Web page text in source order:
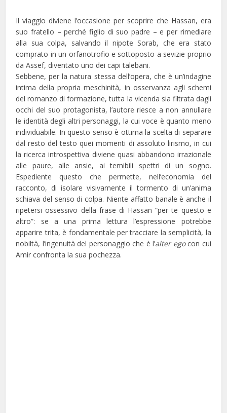
Il viaggio diviene l’occasione per scoprire che Hassan, era
suo fratello – perché figlio di suo padre – e per rimediare
alla sua colpa, salvando il nipote Sorab, che era stato
comprato in un orfanotrofio e sottoposto a sevizie proprio
da Assef, diventato uno dei capi talebani.
Sebbene, per la natura stessa dell’opera, che è un’indagine
intima della propria meschinità, in osservanza agli schemi
del romanzo di formazione, tutta la vicenda sia filtrata dagli
occhi del suo protagonista, l’autore riesce a non annullare
le identità degli altri personaggi, la cui voce è quanto meno
individuabile. In questo senso è ottima la scelta di separare
dal resto del testo quei momenti di assoluto lirismo, in cui
la ricerca introspettiva diviene quasi abbandono irrazionale
alle paure, alle ansie, ai temibili spettri di un sogno.
Espediente questo che permette, nell’economia del
racconto, di isolare visivamente il tormento di un’anima
schiava del senso di colpa. Niente affatto banale è anche il
ripetersi ossessivo della frase di Hassan “per te questo e
altro”: se a una prima lettura l’espressione potrebbe
apparire trita, è fondamentale per tracciare la semplicità, la
nobiltà, l’ingenuità del personaggio che è l’alter egocon cui
Amir confronta la sua pochezza.